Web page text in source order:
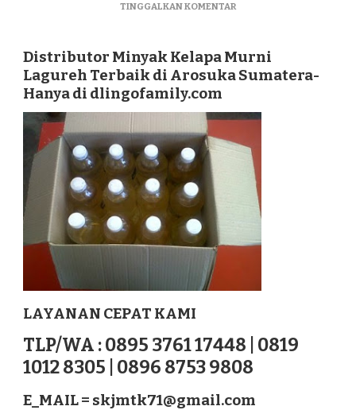
TINGGALKAN KOMENTARPADA
KELAPA
MURNI
LAGUREH
DI
SUMATERA
Distributor Minyak Kelapa Murni
Lagureh Terbaik di Arosuka Sumatera-
Hanya di dlingofamily.com
LAYANAN CEPAT KAMI
TLP/WA : 0895 3761 17448 | 0819
1012 8305 | 0896 8753 9808
E_MAIL = skjmtk71@gmail.com